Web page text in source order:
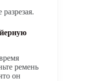
ремень
он